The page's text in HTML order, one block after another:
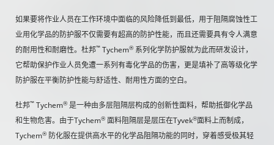
如果要将作业人员在工作环境中面临的风险降低到最低，用于阻隔腐蚀性工
业用化学品的防护服不仅需要有超高的防护性能，而且还需要具有令人满意
的耐用性和耐磨性。杜邦™ Tychem® 系列化学防护服就为此而研发设计，
它帮助保护作业人员免遭一系列有毒化学品的伤害，更是填补了高等级化学
防护服在平衡防护性能与舒适性、耐用性方面的空白。
杜邦™ Tychem® 是一种由多层阻隔层构成的创新性面料，帮助抵御化学品
和生物危害。由于Tychem® 面料阻隔层是层压在Tyvek®面料上而制成，
Tychem® 防化服在提供高水平的化学品阻隔功能的同时，穿着感受极其轻